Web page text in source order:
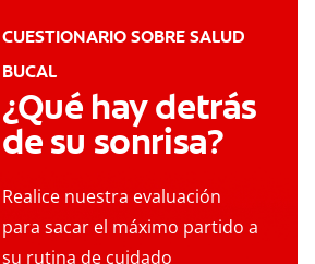
CUESTIONARIO SOBRE SALUD
BUCAL
¿Qué hay detrás
de su sonrisa?
Realice nuestra evaluación
para sacar el máximo partido a
su rutina de cuidado